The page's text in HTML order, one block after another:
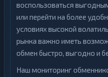
воспользоваться
или перейти на более
условиях высокой
рынка важно иметь
обмен быстро, выгодно и
Наш мониторинг